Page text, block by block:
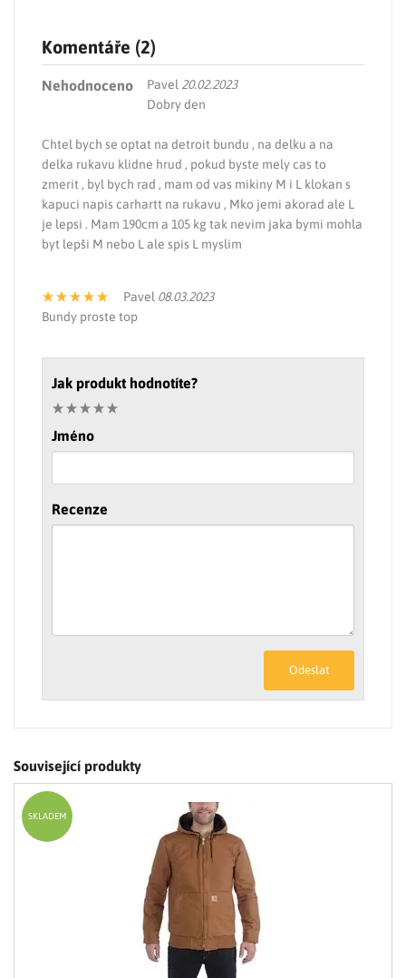
Komentáře (2)
Nehodnoceno Pavel 20.02.2023
Dobry den
Chtel bych se optat na detroit bundu , na delku a na
delka rukavu klidne hrud , pokud byste mely cas to
zmerit , byl bych rad , mam od vas mikiny M i L klokan s
kapuci napis carhartt na rukavu , Mko jemi akorad ale L
je lepsi . Mam 190cm a 105 kg tak nevim jaka bymi mohla
byt lepši M nebo L ale spis L myslim
Pavel 08.03.2023
Bundy proste top
Jak produkt hodnotíte?
Jméno
Recenze
Odeslat
Související produkty
SKLADEM